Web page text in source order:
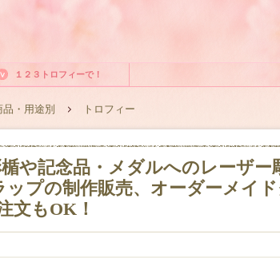
１２３トロフィーで！
品・用途別 トロフィー
や記念品・メダルへのレーザー
プの制作販売、オーダーメイ
文もOK！